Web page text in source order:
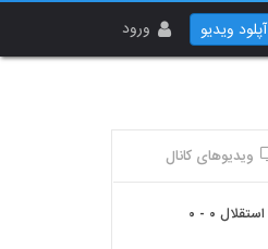
ورود آپلود ویدیو
ویدیوهای کانال
خلاصه بازی ؛ استقلال ۰ - ۰